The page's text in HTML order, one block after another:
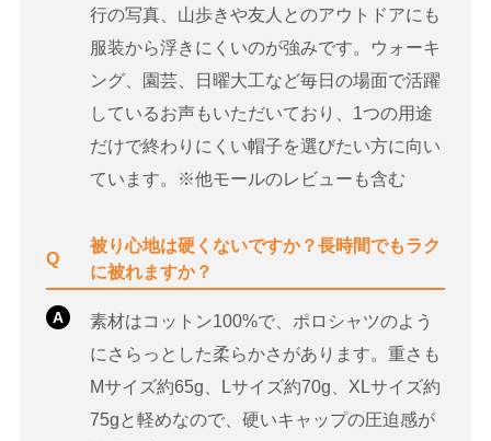
行の写真、山歩きや友人とのアウトドアにも
服装から浮きにくいのが強みです。ウォーキ
ング、園芸、日曜大工など毎日の場面で活躍
しているお声もいただいており、1つの用途
だけで終わりにくい帽子を選びたい方に向い
ています。※他モールのレビューも含む
Q
被り心地は硬くないですか？長時間でもラク
に被れますか？
A
素材はコットン100%で、ポロシャツのよう
にさらっとした柔らかさがあります。重さも
Mサイズ約65g、Lサイズ約70g、XLサイズ約
75gと軽めなので、硬いキャップの圧迫感が